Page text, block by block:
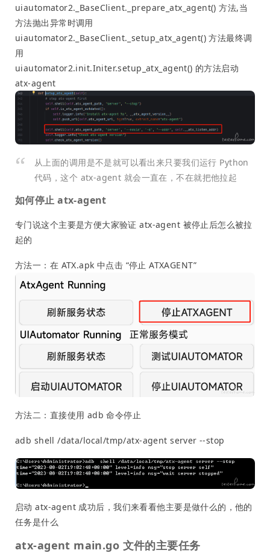
uiautomator2._BaseClient._prepare_atx_agent() 方法,当
方法抛出异常时调用
uiautomator2._BaseClient._setup_atx_agent() 方法最终调
用
uiautomator2.init.Initer.setup_atx_agent() 的方法启动
atx-agent
从上面的调用是不是就可以看出来只要我们运行 Python
代码，这个 atx-agent 就会一直在，不在就把他拉起
如何停止 atx-agent
专门说这个主要是方便大家验证 atx-agent 被停止后怎么被拉
起的
方法一：在 ATX.apk 中点击 “停止 ATXAGENT”
方法二：直接使用 adb 命令停止
adb shell /data/local/tmp/atx-agent server --stop
启动 atx-agent 成功后，我们来看看他主要是做什么的，他的
任务是什么
atx-agent main.go 文件的主要任务